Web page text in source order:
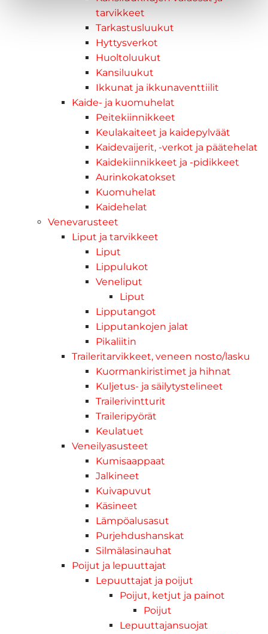
tarvikkeet
Tarkastusluukut
Hyttysverkot
Huoltoluukut
Kansiluukut
Ikkunat ja ikkunaventtiilit
Kaide- ja kuomuhelat
Peitekiinnikkeet
Keulakaiteet ja kaidepylväät
Kaidevaijerit, -verkot ja päätehelat
Kaidekiinnikkeet ja -pidikkeet
Aurinkokatokset
Kuomuhelat
Kaidehelat
Venevarusteet
Liput ja tarvikkeet
Liput
Lippulukot
Veneliput
Liput
Lipputangot
Lipputankojen jalat
Pikaliitin
Traileritarvikkeet, veneen nosto/lasku
Kuormankiristimet ja hihnat
Kuljetus- ja säilytystelineet
Trailerivintturit
Traileripyörät
Keulatuet
Veneilyasusteet
Kumisaappaat
Jalkineet
Kuivapuvut
Käsineet
Lämpöalusasut
Purjehdushanskat
Silmälasinauhat
Poijut ja lepuuttajat
Lepuuttajat ja poijut
Poijut, ketjut ja painot
Poijut
Lepuuttajansuojat